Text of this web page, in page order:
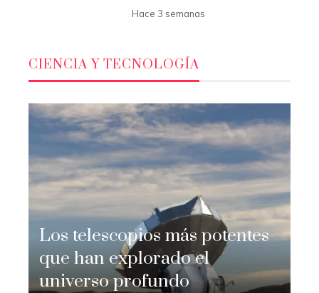
Hace 3 semanas
CIENCIA Y TECNOLOGÍA
Los telescopios más potentes
que han explorado el
universo profundo